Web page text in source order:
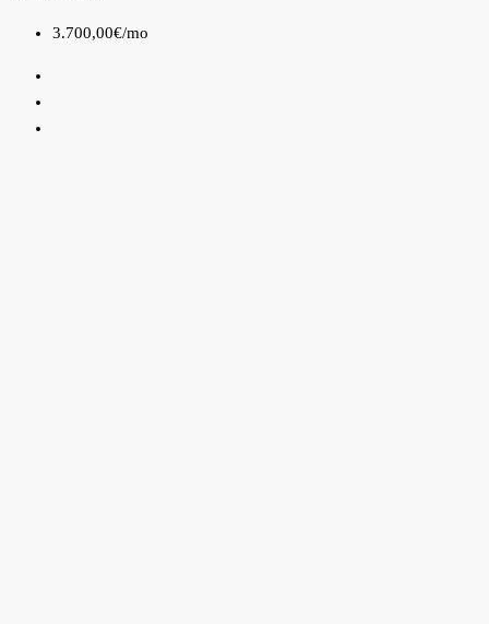
3.700,00€/mo